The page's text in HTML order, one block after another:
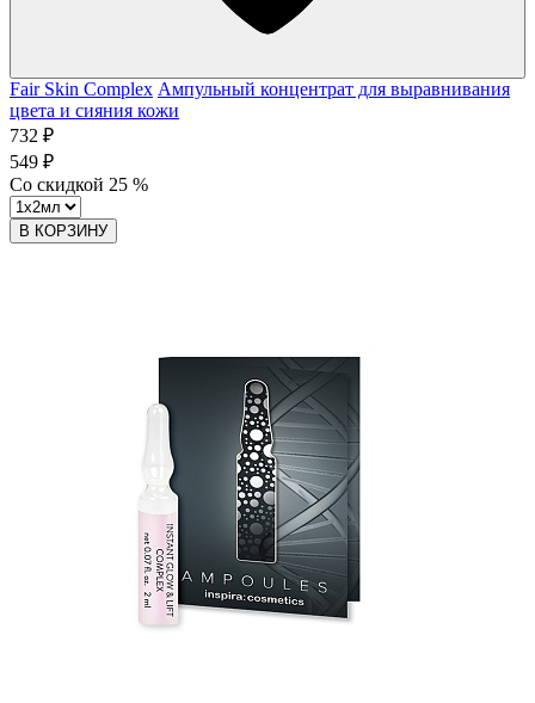
Fair Skin Complex Ампульный концентрат для выравнивания
цвета и сияния кожи
732 ₽
549 ₽
Со скидкой 25 %
В КОРЗИНУ